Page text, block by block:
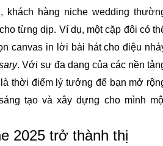
khách hàng niche wedding
từng dịp. Ví dụ, một cặp đôi có
canvas in lời bài hát cho điệu
. Với sự đa dạng của các nền
thời điểm lý tưởng để bạn mở
tạo và xây dựng cho mình
2025 trở thành thị